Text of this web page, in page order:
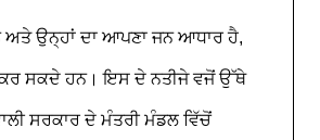
ਅਤੇ ਉਨ੍ਹਾਂ ਦਾ ਆਪਣਾ ਜਨ ਆਧਾਰ ਹੈ,
ਸਕਦੇ ਹਨ। ਇਸ ਦੇ ਨਤੀਜੇ ਵਜੋਂ ਉੱਥੇ
ਸਰਕਾਰ ਦੇ ਮੰਤਰੀ ਮੰਡਲ ਵਿੱਚੋਂ